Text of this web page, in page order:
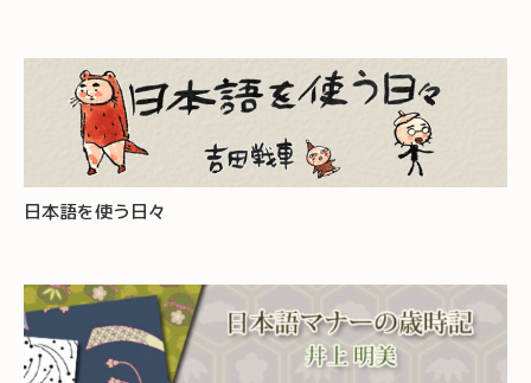
日本語を使う日々